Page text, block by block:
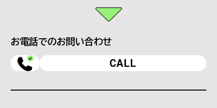
お電話でのお問い合わせ
CALL